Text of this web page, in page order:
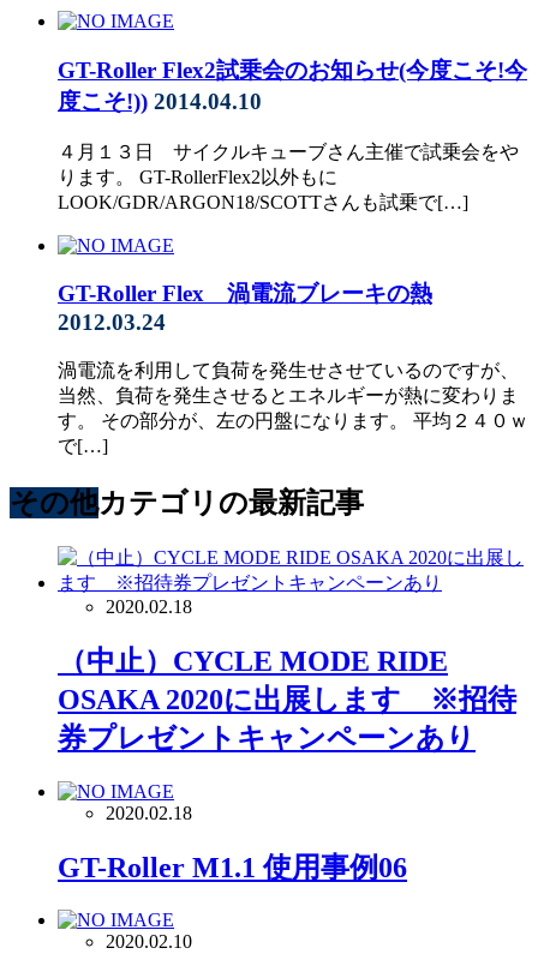
GT-Roller Flex2試乗会のお知らせ(今度こそ!今
度こそ!)) 2014.04.10
４月１３日 サイクルキューブさん主催で試乗会をや
ります。 GT-RollerFlex2以外もに
LOOK/GDR/ARGON18/SCOTTさんも試乗で[…]
GT-Roller Flex 渦電流ブレーキの熱
2012.03.24
渦電流を利用して負荷を発生せさせているのですが、
当然、負荷を発生させるとエネルギーが熱に変わりま
す。 その部分が、左の円盤になります。 平均２４０ｗ
で[…]
その他カテゴリの最新記事
2020.02.18
（中止）CYCLE MODE RIDE
OSAKA 2020に出展します ※招待
券プレゼントキャンペーンあり
2020.02.18
GT-Roller M1.1 使用事例06
2020.02.10